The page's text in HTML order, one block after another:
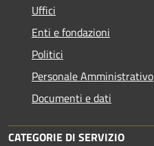
Uffici
Enti e fondazioni
Politici
Personale Amministrativo
Documenti e dati
CATEGORIE DI SERVIZIO